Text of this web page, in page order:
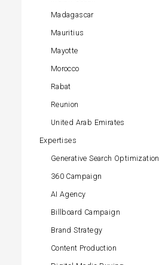
Madagascar
Mauritius
Mayotte
Morocco
Rabat
Reunion
United Arab Emirates
Expertises
Generative Search Optimization
360 Campaign
AI Agency
Billboard Campaign
Brand Strategy
Content Production